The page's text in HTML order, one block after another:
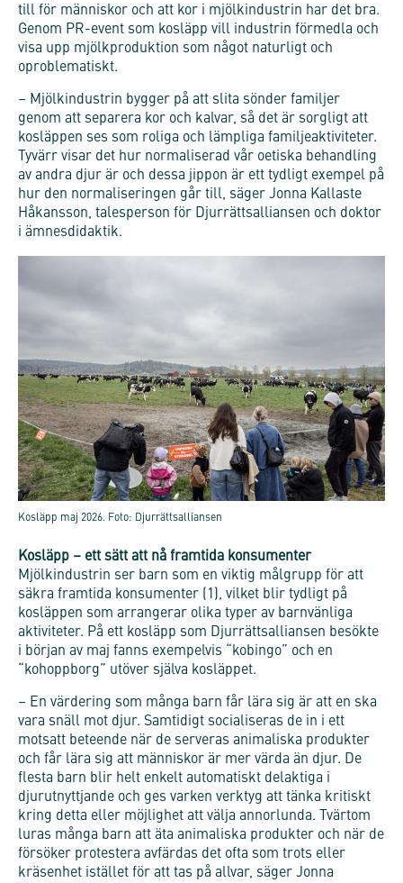
till för människor och att kor i mjölkindustrin har det bra.
Genom PR-event som kosläpp vill industrin förmedla och
visa upp mjölkproduktion som något naturligt och
oproblematiskt.
– Mjölkindustrin bygger på att slita sönder familjer
genom att separera kor och kalvar, så det är sorgligt att
kosläppen ses som roliga och lämpliga familjeaktiviteter.
Tyvärr visar det hur normaliserad vår oetiska behandling
av andra djur är och dessa jippon är ett tydligt exempel på
hur den normaliseringen går till, säger Jonna Kallaste
Håkansson, talesperson för Djurrättsalliansen och doktor
i ämnesdidaktik.
Kosläpp maj 2026. Foto: Djurrättsalliansen
Kosläpp – ett sätt att nå framtida konsumenter
Mjölkindustrin ser barn som en viktig målgrupp för att
säkra framtida konsumenter (1), vilket blir tydligt på
kosläppen som arrangerar olika typer av barnvänliga
aktiviteter. På ett kosläpp som Djurrättsalliansen besökte
i början av maj fanns exempelvis “kobingo” och en
“kohoppborg” utöver själva kosläppet.
– En värdering som många barn får lära sig är att en ska
vara snäll mot djur. Samtidigt socialiseras de in i ett
motsatt beteende när de serveras animaliska produkter
och får lära sig att människor är mer värda än djur. De
flesta barn blir helt enkelt automatiskt delaktiga i
djurutnyttjande och ges varken verktyg att tänka kritiskt
kring detta eller möjlighet att välja annorlunda. Tvärtom
luras många barn att äta animaliska produkter och när de
försöker protestera avfärdas det ofta som trots eller
kräsenhet istället för att tas på allvar, säger Jonna